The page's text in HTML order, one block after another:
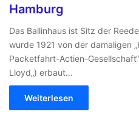
Hamburg
Das Ballinhaus ist Sitz der
wurde 1921 von der damaligen
Packetfahrt-Actien-
Lloyd„) erbaut…
Weiterlesen